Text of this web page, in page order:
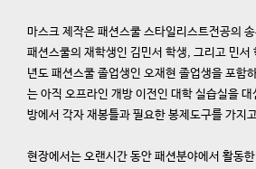
마스크 제작은 패션스쿨 스타일리스트전공의
패션스쿨의 재학생인 김민서 학생, 그리고 민
년도 패션스쿨 졸업생인 오재현 졸업생을 포함
는 아직 오프라인 개방 이전인 대학 실습실을
방에서 각자 재봉틀과 필요한 봉제도구를 가지
현장에서는 오랜시간 동안 패션분야에서 활동